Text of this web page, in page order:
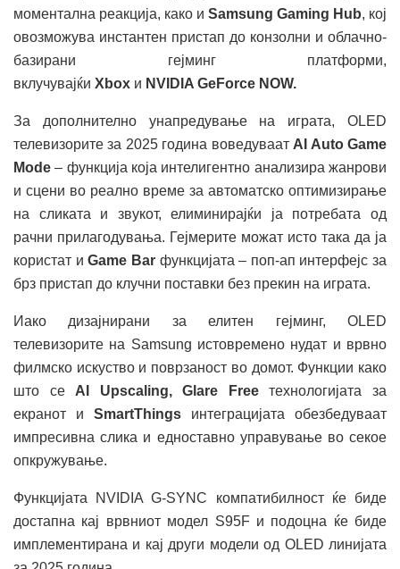
моментална реакција, како и Samsung Gaming Hub, кој
овозможува инстантен пристап до конзолни и облачно-
базирани гејминг платформи,
вклучувајќи Xbox и NVIDIA GeForce NOW.
За дополнително унапредување на играта, OLED
телевизорите за 2025 година воведуваат AI Auto Game
Mode – функција која интелигентно анализира жанрови
и сцени во реално време за автоматско оптимизирање
на сликата и звукот, елиминирајќи ја потребата од
рачни прилагодувања. Гејмерите можат исто така да ја
користат иGame Barфункцијата – поп-ап интерфејс за
брз пристап до клучни поставки без прекин на играта.
Иако дизајнирани за елитен гејминг, OLED
телевизорите на Samsung истовремено нудат и врвно
филмско искуство и поврзаност во домот. Функции како
што се AI Upscaling, Glare Freeтехнологијата за
екранот и SmartThings интеграцијата обезбедуваат
импресивна слика и едноставно управување во секое
опкружување.
Функцијата NVIDIA G-SYNC компатибилност ќе биде
достапна кај врвниот модел S95F и подоцна ќе биде
имплементирана и кај други модели од OLED линијата